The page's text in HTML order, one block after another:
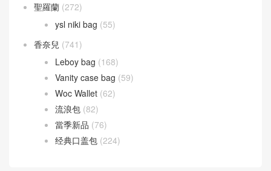
聖羅蘭 (272)
ysl niki bag (55)
香奈兒 (741)
Leboy bag (168)
Vanity case bag (59)
Woc Wallet (62)
流浪包 (82)
當季新品 (76)
经典口盖包 (224)